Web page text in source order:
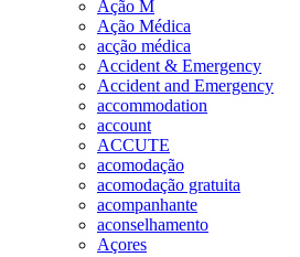
Ação M
Ação Médica
acção médica
Accident & Emergency
Accident and Emergency
accommodation
account
ACCUTE
acomodação
acomodação gratuita
acompanhante
aconselhamento
Açores